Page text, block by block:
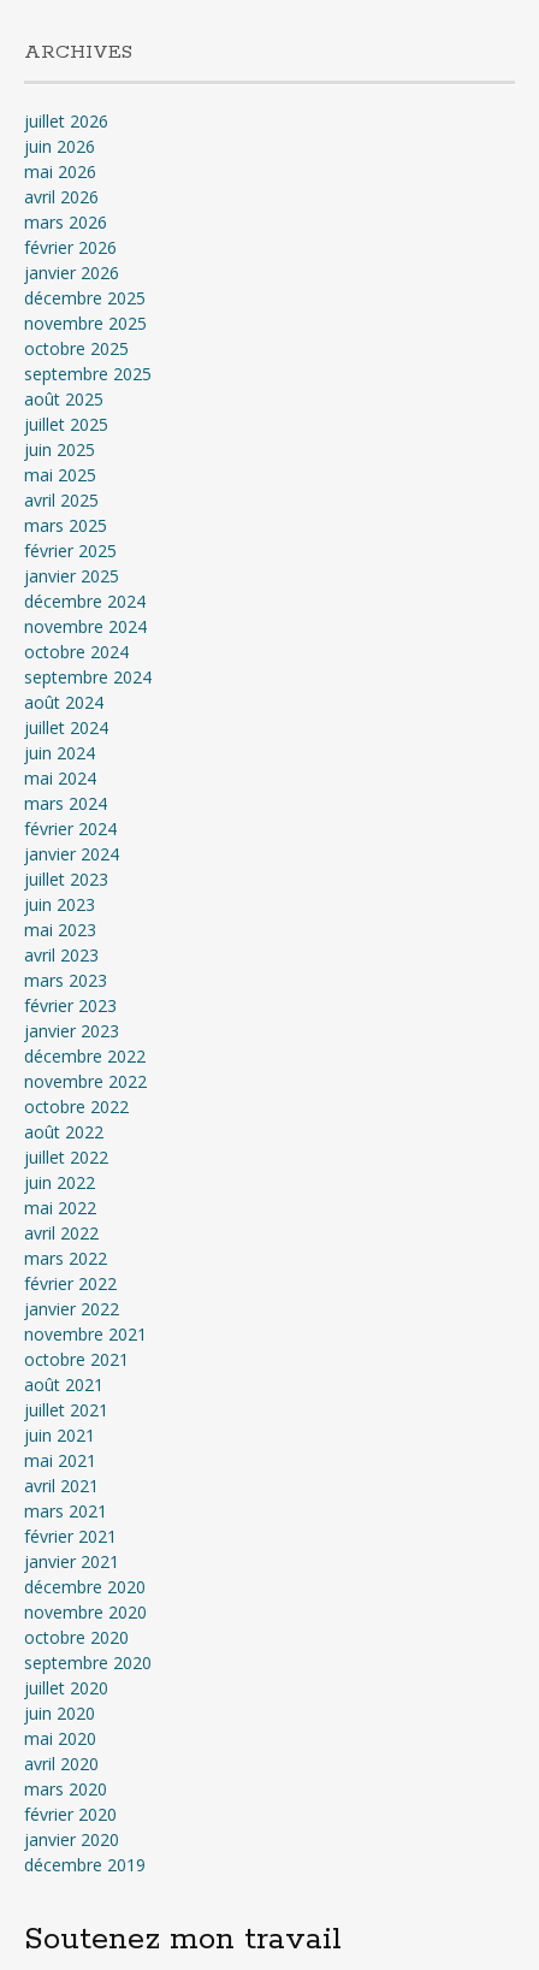
ARCHIVES
juillet 2026
juin 2026
mai 2026
avril 2026
mars 2026
février 2026
janvier 2026
décembre 2025
novembre 2025
octobre 2025
septembre 2025
août 2025
juillet 2025
juin 2025
mai 2025
avril 2025
mars 2025
février 2025
janvier 2025
décembre 2024
novembre 2024
octobre 2024
septembre 2024
août 2024
juillet 2024
juin 2024
mai 2024
mars 2024
février 2024
janvier 2024
juillet 2023
juin 2023
mai 2023
avril 2023
mars 2023
février 2023
janvier 2023
décembre 2022
novembre 2022
octobre 2022
août 2022
juillet 2022
juin 2022
mai 2022
avril 2022
mars 2022
février 2022
janvier 2022
novembre 2021
octobre 2021
août 2021
juillet 2021
juin 2021
mai 2021
avril 2021
mars 2021
février 2021
janvier 2021
décembre 2020
novembre 2020
octobre 2020
septembre 2020
juillet 2020
juin 2020
mai 2020
avril 2020
mars 2020
février 2020
janvier 2020
décembre 2019
Soutenez mon travail